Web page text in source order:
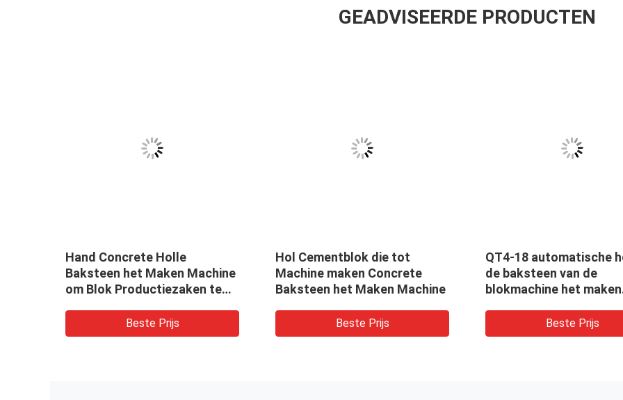
GEADVISEERDE PRODUCTEN
Hand Concrete Holle
Baksteen het Maken Machine
om Blok Productiezaken te
Beste Prijs
Hol Cementblok die tot
Machine maken Concrete
Baksteen het Maken Machine
Beste Prijs
QT4-18 automatische
de baksteen van de
blokmachine het maken
muurblokken voor
maken
Beste Prijs